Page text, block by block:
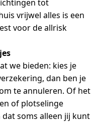
tot
vrijwel alles is een
voor de allrisk
we bieden: kies je
dan ben je
te annuleren. Of het
of plotselinge
soms alleen jij kunt